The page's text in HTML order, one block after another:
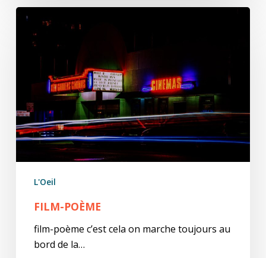
film-
L'Oeil
FILM-POÈME
film-poème c’est cela on marche toujours au
bord de la…